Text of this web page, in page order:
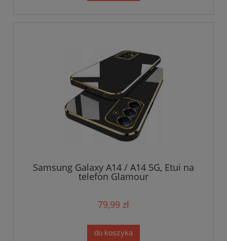
Samsung Galaxy A14 / A14 5G, Etui na
telefon Glamour
79,99 zł
do koszyka